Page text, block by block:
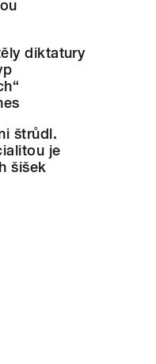
diktatury
štrůdl.
je
šišek